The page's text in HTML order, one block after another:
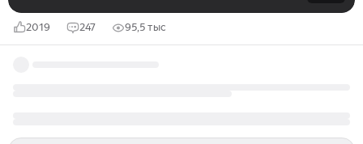
2019 247 95,5 тыс